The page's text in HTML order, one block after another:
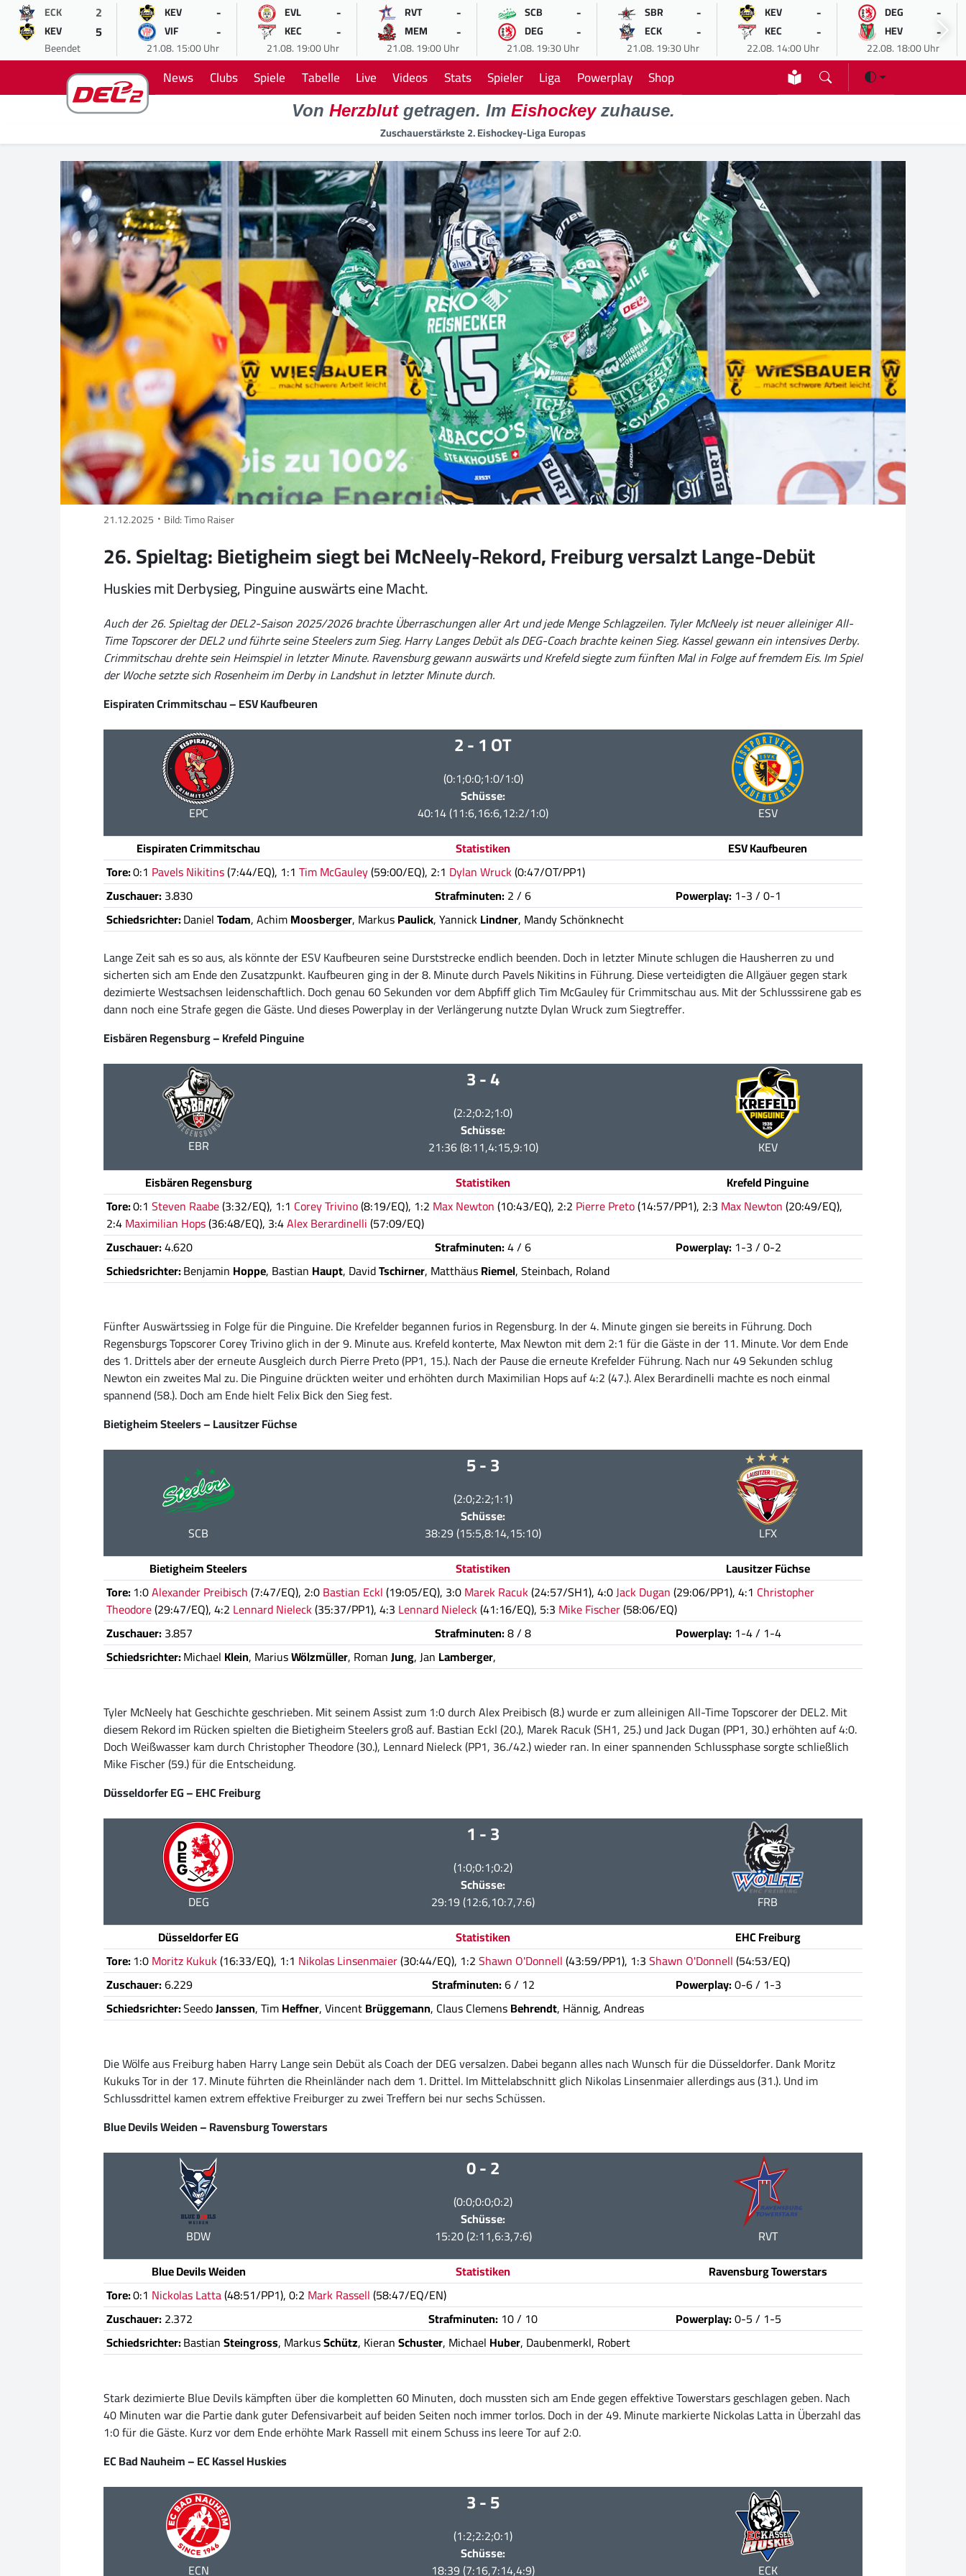
ECK 2
KEV 5
Beendet
KEV -
VIF -
21.08. 15:00 Uhr
EVL -
KEC -
21.08. 19:00 Uhr
RVT -
MEM -
21.08. 19:00 Uhr
SCB -
DEG -
21.08. 19:30 Uhr
SBR -
ECK -
21.08. 19:30 Uhr
KEV -
KEC -
22.08. 14:00 Uhr
DEG -
HEV -
22.08. 18:00 Uhr
News Clubs Spiele Tabelle Live Videos Stats Spieler Liga Powerplay Shop
Von Herzblutgetragen. Im Eishockeyzuhause.
Zuschauerstärkste 2. Eishockey-Liga Europas
21.12.2025 Bild: Timo Raiser
26. Spieltag: Bietigheim siegt bei McNeely-Rekord, Freiburg versalzt Lange-Debüt
Huskies mit Derbysieg, Pinguine auswärts eine Macht.
Auch der 26. Spieltag der DEL2-Saison 2025/2026 brachte Überraschungen aller Art und jede Menge Schlagzeilen. Tyler McNeely ist neuer alleiniger All-
Time Topscorer der DEL2 und führte seine Steelers zum Sieg. Harry Langes Debüt als DEG-Coach brachte keinen Sieg. Kassel gewann ein intensives Derby.
Crimmitschau drehte sein Heimspiel in letzter Minute. Ravensburg gewann auswärts und Krefeld siegte zum fünften Mal in Folge auf fremdem Eis. Im Spiel
der Woche setzte sich Rosenheim im Derby in Landshut in letzter Minute durch.
Eispiraten Crimmitschau – ESV Kaufbeuren
EPC
2 - 1 OT
(0:1;0:0;1:0/1:0)
Schüsse:
40:14 (11:6,16:6,12:2/1:0)
ESV
Eispiraten Crimmitschau
Statistiken
ESV Kaufbeuren
Tore:0:1 Pavels Nikitins(7:44/EQ), 1:1 Tim McGauley(59:00/EQ), 2:1 Dylan Wruck(0:47/OT/PP1)
Zuschauer: 3.830 Strafminuten: 2 / 6 Powerplay: 1-3 / 0-1
Schiedsrichter:DanielTodam, AchimMoosberger, MarkusPaulick, YannickLindner, Mandy Schönknecht
Lange Zeit sah es so aus, als könnte der ESV Kaufbeuren seine Durststrecke endlich beenden. Doch in letzter Minute schlugen die Hausherren zu und
sicherten sich am Ende den Zusatzpunkt. Kaufbeuren ging in der 8. Minute durch Pavels Nikitins in Führung. Diese verteidigten die Allgäuer gegen stark
dezimierte Westsachsen leidenschaftlich. Doch genau 60 Sekunden vor dem Abpfiff glich Tim McGauley für Crimmitschau aus. Mit der Schlusssirene gab es
dann noch eine Strafe gegen die Gäste. Und dieses Powerplay in der Verlängerung nutzte Dylan Wruck zum Siegtreffer.
Eisbären Regensburg – Krefeld Pinguine
EBR
3 - 4
(2:2;0:2;1:0)
Schüsse:
21:36 (8:11,4:15,9:10)
KEV
Eisbären Regensburg
Statistiken
Krefeld Pinguine
Tore:0:1 Steven Raabe(3:32/EQ), 1:1 Corey Trivino(8:19/EQ), 1:2 Max Newton(10:43/EQ), 2:2 Pierre Preto(14:57/PP1), 2:3 Max Newton(20:49/EQ),
2:4Maximilian Hops(36:48/EQ), 3:4Alex Berardinelli(57:09/EQ)
Zuschauer:4.620 Strafminuten:4 / 6 Powerplay: 1-3 / 0-2
Schiedsrichter:Benjamin Hoppe, Bastian Haupt, DavidTschirner, MatthäusRiemel, Steinbach, Roland
Fünfter Auswärtssieg in Folge für die Pinguine. Die Krefelder begannen furios in Regensburg. In der 4. Minute gingen sie bereits in Führung. Doch
Regensburgs Topscorer Corey Trivino glich in der 9. Minute aus. Krefeld konterte, Max Newton mit dem 2:1 für die Gäste in der 11. Minute. Vor dem Ende
des 1. Drittels aber der erneute Ausgleich durch Pierre Preto (PP1, 15.). Nach der Pause die erneute Krefelder Führung. Nach nur 49 Sekunden schlug
Newton ein zweites Mal zu. Die Pinguine drückten weiter und erhöhten durch Maximilian Hops auf 4:2 (47.). Alex Berardinelli machte es noch einmal
spannend (58.). Doch am Ende hielt Felix Bick den Sieg fest.
Bietigheim Steelers – Lausitzer Füchse
SCB
5 - 3
(2:0;2:2;1:1)
Schüsse:
38:29 (15:5,8:14,15:10)
LFX
Bietigheim Steelers
Statistiken
Lausitzer Füchse
Tore:1:0Alexander Preibisch(7:47/EQ), 2:0Bastian Eckl(19:05/EQ), 3:0Marek Racuk(24:57/SH1), 4:0Jack Dugan(29:06/PP1), 4:1 Christopher
Theodore(29:47/EQ), 4:2 Lennard Nieleck(35:37/PP1), 4:3 Lennard Nieleck(41:16/EQ), 5:3 Mike Fischer(58:06/EQ)
Zuschauer: 3.857 Strafminuten:8 / 8 Powerplay: 1-4 / 1-4
Schiedsrichter:Michael Klein, MariusWölzmüller, RomanJung, Jan Lamberger,
Tyler McNeely hat Geschichte geschrieben. Mit seinem Assist zum 1:0 durch Alex Preibisch (8.) wurde er zum alleinigen All-Time Topscorer der DEL2. Mit
diesem Rekord im Rücken spielten die Bietigheim Steelers groß auf. Bastian Eckl (20.), Marek Racuk (SH1, 25.) und Jack Dugan (PP1, 30.) erhöhten auf 4:0.
Doch Weißwasser kam durch Christopher Theodore (30.), Lennard Nieleck (PP1, 36./42.) wieder ran. In einer spannenden Schlussphase sorgte schließlich
Mike Fischer (59.) für die Entscheidung.
Düsseldorfer EG – EHC Freiburg
DEG
1 - 3
(1:0;0:1;0:2)
Schüsse:
29:19 (12:6,10:7,7:6)
FRB
Düsseldorfer EG
Statistiken
EHC Freiburg
Tore:1:0Moritz Kukuk(16:33/EQ), 1:1 Nikolas Linsenmaier(30:44/EQ), 1:2Shawn O'Donnell(43:59/PP1), 1:3Shawn O'Donnell(54:53/EQ)
Zuschauer:6.229 Strafminuten:6 / 12 Powerplay:0-6 / 1-3
Schiedsrichter:SeedoJanssen, TimHeffner, VincentBrüggemann, Claus ClemensBehrendt, Hännig, Andreas
Die Wölfe aus Freiburg haben Harry Lange sein Debüt als Coach der DEG versalzen. Dabei begann alles nach Wunsch für die Düsseldorfer. Dank Moritz
Kukuks Tor in der 17. Minute führten die Rheinländer nach dem 1. Drittel. Im Mittelabschnitt glich Nikolas Linsenmaier allerdings aus (31.). Und im
Schlussdrittel kamen extrem effektive Freiburger zu zwei Treffern bei nur sechs Schüssen.
Blue Devils Weiden – Ravensburg Towerstars
BDW
0 - 2
(0:0;0:0;0:2)
Schüsse:
15:20 (2:11,6:3,7:6)
RVT
Blue Devils Weiden
Statistiken
Ravensburg Towerstars
Tore:0:1 Nickolas Latta(48:51/PP1), 0:2 Mark Rassell(58:47/EQ/EN)
Zuschauer: 2.372 Strafminuten: 10 / 10 Powerplay:0-5 / 1-5
Schiedsrichter:BastianSteingross, MarkusSchütz, KieranSchuster, Michael Huber, Daubenmerkl, Robert
Stark dezimierte Blue Devils kämpften über die kompletten 60 Minuten, doch mussten sich am Ende gegen effektive Towerstars geschlagen geben. Nach
40 Minuten war die Partie dank guter Defensivarbeit auf beiden Seiten noch immer torlos. Doch in der 49. Minute markierte Nickolas Latta in Überzahl das
1:0 für die Gäste. Kurz vor dem Ende erhöhte Mark Rassell mit einem Schuss ins leere Tor auf 2:0.
EC Bad Nauheim – EC Kassel Huskies
ECN
3 - 5
(1:2;2:2;0:1)
Schüsse:
18:39 (7:16,7:14,4:9)
ECK